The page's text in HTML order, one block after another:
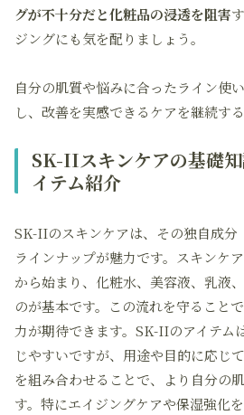
グが不十分だと化粧品の浸透を阻害
ジングにも気を配りましょう。
自分の肌質や悩みに合ったライン使
し、改善を実感できるケアを継続す
SK-IIスキンケアの基礎
イテム紹介
SK-IIのスキンケアは、その独自成分
ラインナップが魅力です。スキンケ
から始まり、化粧水、美容液、乳液
のが基本です。この流れを守ること
力が期待できます。SK-IIのアイテム
じやすいですが、用途や目的に応じ
を組み合わせることで、より自分の
す。特にエイジングケアや保湿強化